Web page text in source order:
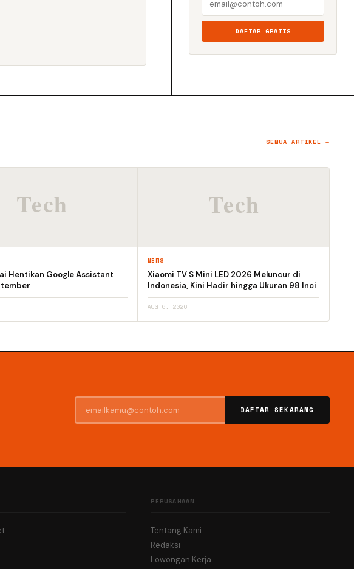
DAFTAR GRATIS
SEMUA ARTIKEL →
Hentikan Google Assistant
NEWS
Xiaomi TV S Mini LED 2026 Meluncur di
Indonesia, Kini Hadir hingga Ukuran 98 Inci
AUG 6, 2026
DAFTAR SEKARANG
PERUSAHAAN
Tentang Kami
Redaksi
Lowongan Kerja